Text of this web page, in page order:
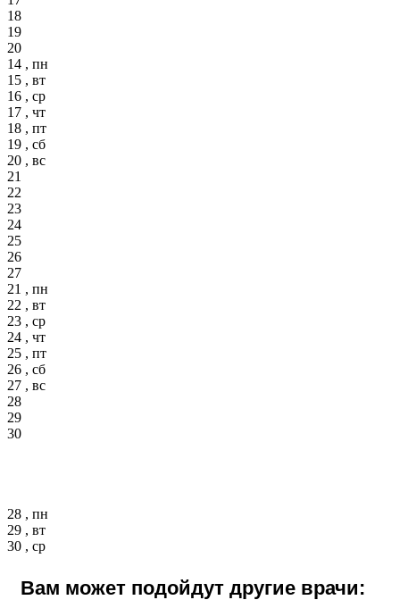
18
19
20
14 , пн
15 , вт
16 , ср
17 , чт
18 , пт
19 , сб
20 , вс
21
22
23
24
25
26
27
21 , пн
22 , вт
23 , ср
24 , чт
25 , пт
26 , сб
27 , вс
28
29
30
28 , пн
29 , вт
30 , ср
Вам может подойдут другие врачи: